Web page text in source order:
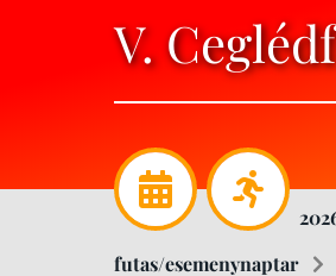
V.
futas/esemenynaptar